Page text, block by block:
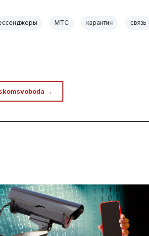
МТС карантин связь
→